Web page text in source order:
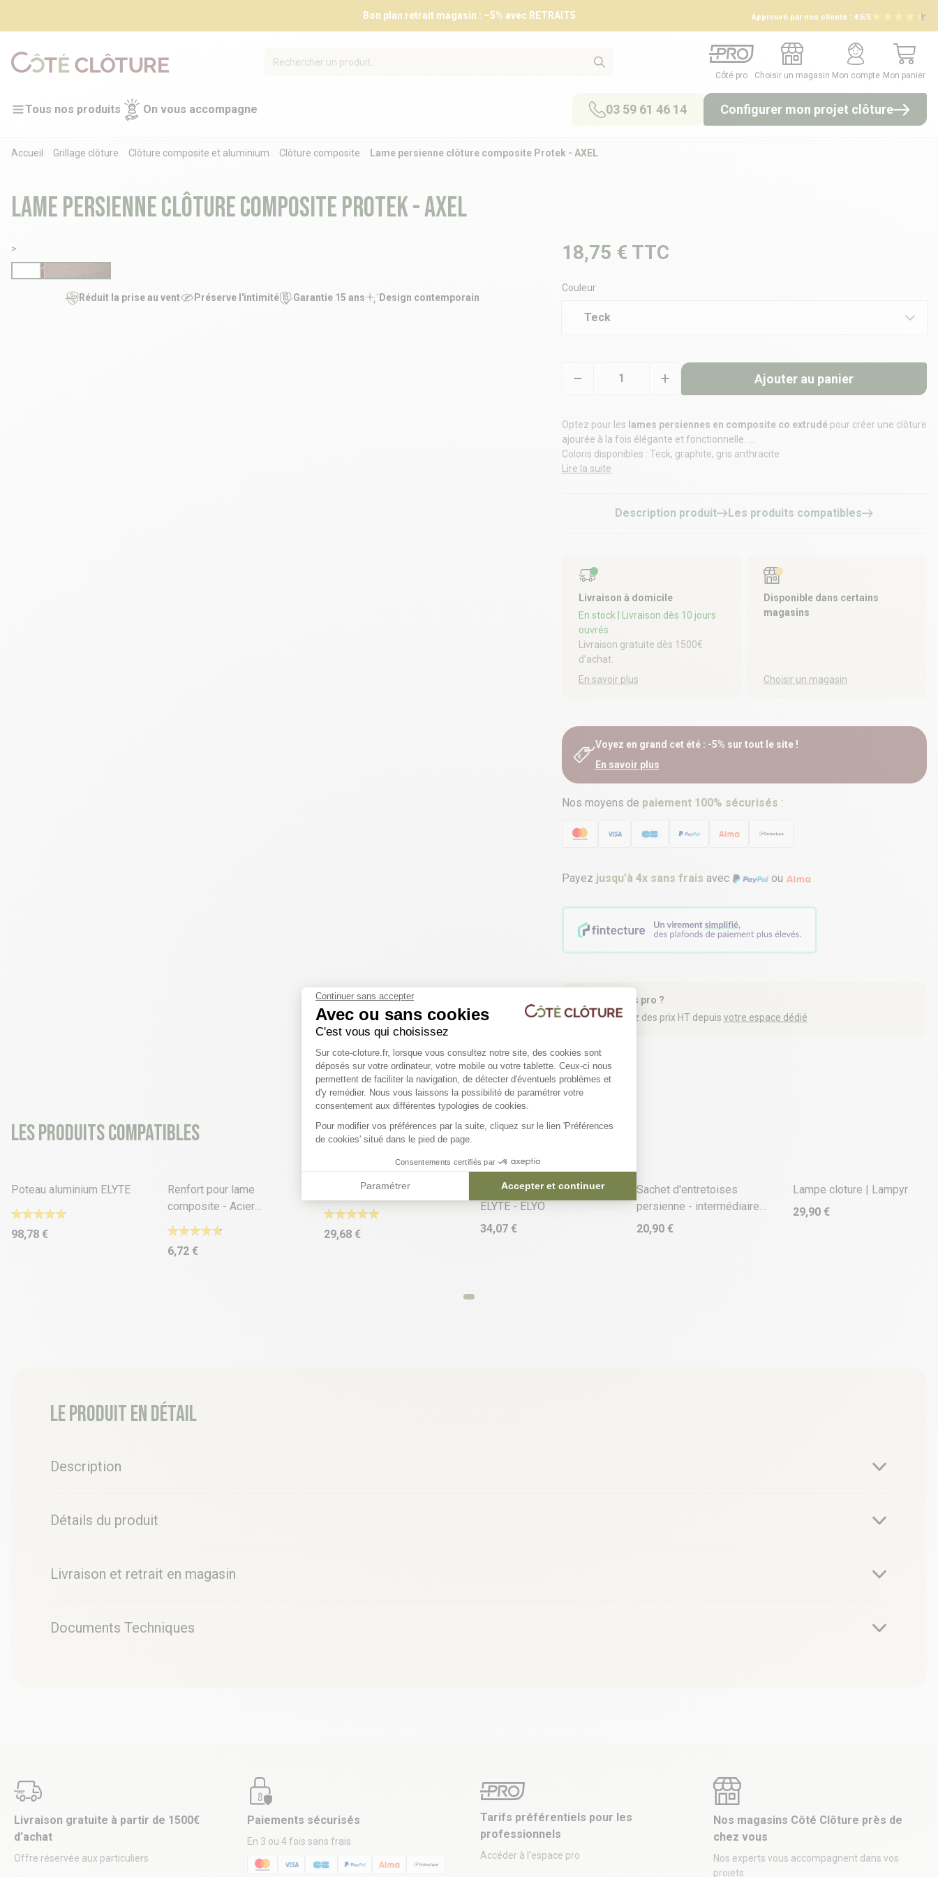
Bon plan retrait magasin : –5% avec RETRAIT5 Approuvé par nos clients : 4.5/5
Côté pro
Côté pro
Choisir un magasin
Choisir un magasin
Mon compte
Mon compte
Mon panier
Mon panier
Tous nos produits On vous accompagne 03 59 61 46 14 Configurer mon projet clôture
Accueil Grillage clôture Clôture composite et aluminium Clôture composite Lame persienne clôture composite Protek - AXEL
Lame persienne clôture composite Protek - AXEL
>
Réduit la prise au vent Préserve l'intimité Garantie 15 ans Design contemporain
18,75 € TTC
Couleur
Teck
Ajouter au panier
Optez pour les lames persiennes en composite co extrudépour créer une clôture
ajourée à la fois élégante et fonctionnelle.
Grâce à leur design spécifique, elles laissent circuler l’air tout en préservant votre
Coloris disponibles : Teck, graphite, gris anthracite
Lire la suite
Description produit Les produits compatibles
Livraison à domicile
En stock
| Livraison dès 10 jours
ouvrés
Livraison gratuite dès 1500€
d’achat.
En savoir plus
Disponible dans certains
magasins
Choisir un magasin
Voyez en grand cet été : -5% sur tout le site !
En savoir plus
Nos moyens de paiement 100% sécurisés :
Payez jusqu’à 4x sans frais avec ou
Vous êtes pro ?
Bénéficiez des prix HT depuis votre espace dédié
Les produits compatibles
Poteau aluminium ELYTE
98,78 €
Renfort pour lame
composite - Acier
Galvanisé
6,72 €
Poteau aluminium ELYO
29,68 €
4 déclinaisons
Lisse aluminium persienne
ELYTE - ELYO
34,07 €
Sachet d'entretoises
persienne - intermédiaire
(x24)
20,90 €
Lampe cloture | Lampyr
29,90 €
Le produit en détail
Description
Détails du produit
Livraison et retrait en magasin
Documents Techniques
Livraison gratuite à partir de 1500€
d’achat
Offre réservée aux particuliers
Paiements sécurisés
En 3 ou 4 fois sans frais
Tarifs préférentiels pour les
professionnels
Accéder à l’espace pro
Nos magasins Côté Clôture près de
chez vous
Nos experts vous accompagnent dans vos
projets
Continuer sans accepter
Avec ou sans cookies
C'est vous qui choisissez
Plateforme de Gestion du Consentement : Personnalisez vos Options
Sur cote-cloture.fr, lorsque vous consultez notre site, des cookies sont
déposés sur votre ordinateur, votre mobile ou votre tablette. Ceux-ci nous
permettent de faciliter la navigation, de détecter d'éventuels problèmes et
d'y remédier. Nous vous laissons la possibilité de paramétrer votre
consentement aux différentes typologies de cookies.
Pour modifier vos préférences par la suite, cliquez sur le lien 'Préférences
de cookies' situé dans le pied de page.
Consentements certifiés par
Paramétrer Accepter et continuer
Axeptio consent